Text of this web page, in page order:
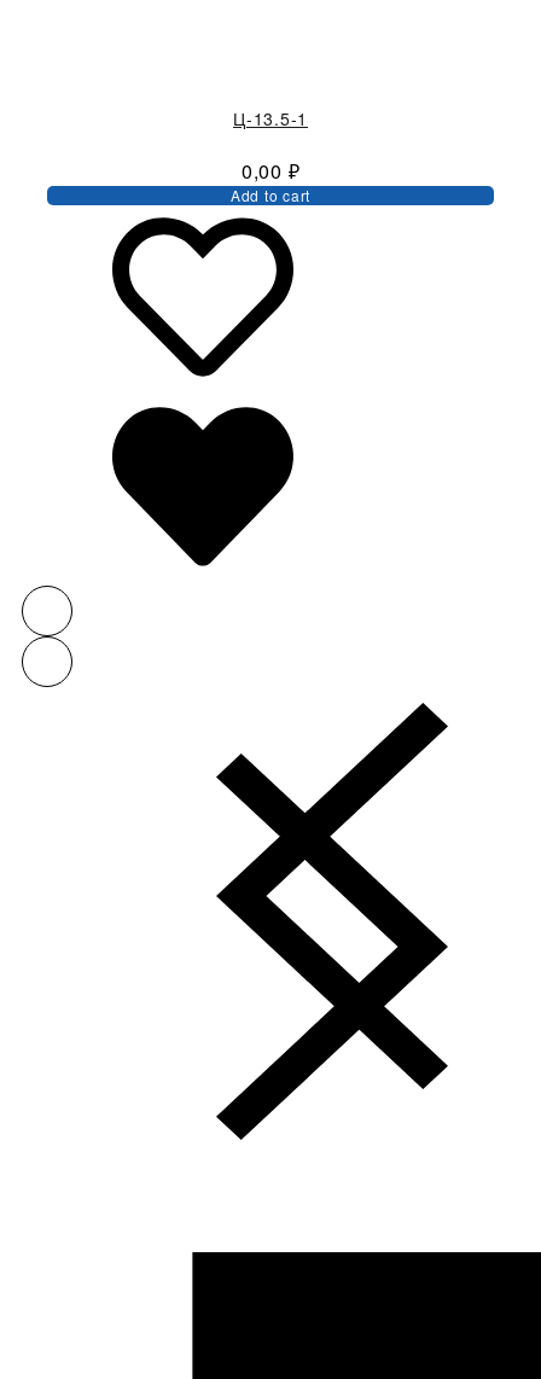
Ц-13.5-1
0,00 ₽
Add to cart